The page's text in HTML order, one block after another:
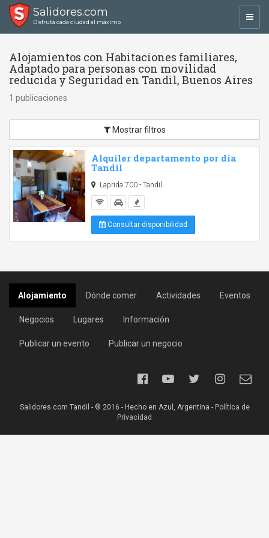
Salidores.com
Disfrutá cada ciudad al máximo
Alojamientos con Habitaciones familiares,
Adaptado para personas con movilidad
reducida y Seguridad en Tandil, Buenos Aires
1 publicaciones
Mostrar filtros
Alquiler departamento por dia
Tandil
Laprida 700 - Tandil
Consultar disponibilidad
Alojamiento Dónde comer Actividades Eventos
Negocios Lugares Información
Publicar un evento Publicar un negocio
Salidores.com Tandil - ® 2016 - Hecho en Azul, Argentina - Política de
Privacidad